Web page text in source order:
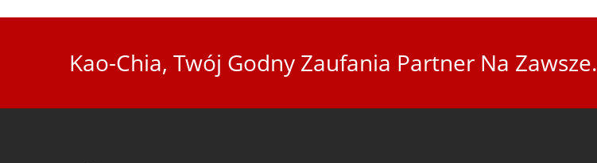
Kao-Chia, Twój Godny Zaufania Partner Na Zawsze.